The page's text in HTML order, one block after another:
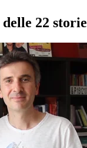
22